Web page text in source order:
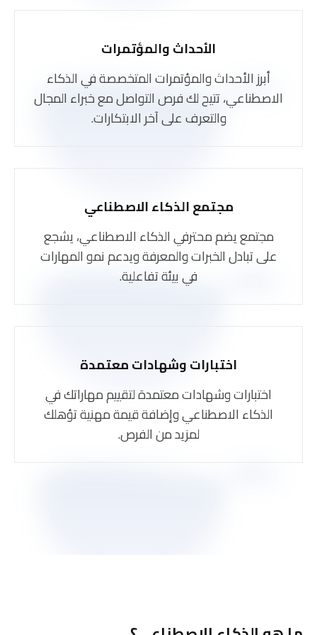
الأحداث والمؤتمرات
أبرز الأحداث والمؤتمرات المتخصصة في الذكاء
الاصطناعي، تتيح لك فرص التواصل مع خبراء المجال
والتعرف على آخر الابتكارات.
مجتمع الذكاء الاصطناعي
مجتمع يضم محترفي الذكاء الاصطناعي، يشجع
على تبادل الخبرات والمعرفة ويدعم نمو المهارات
في بيئة تفاعلية.
اختبارات وشهادات معتمدة
اختبارات وشهادات معتمدة لتقييم مهاراتك في
الذكاء الاصطناعي وإضافة قيمة مهنية تؤهلك
لمزيد من الفرص.